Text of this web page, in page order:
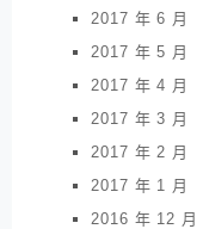
2017 年 6 月
2017 年 5 月
2017 年 4 月
2017 年 3 月
2017 年 2 月
2017 年 1 月
2016 年 12 月